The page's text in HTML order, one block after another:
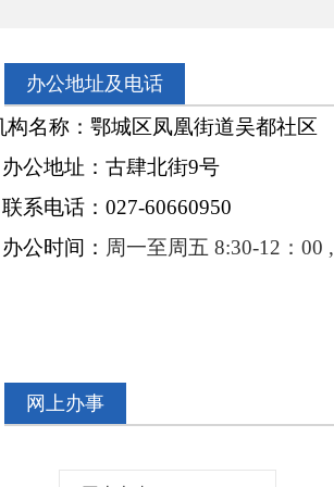
办公地址及电话
构名称：鄂城区凤凰街道吴都社区
办公地址： 古肆北街9号
联系电话： 027-60660950
办公时间： 周一至周五 8:30-12 ： 00 ,
网上办事